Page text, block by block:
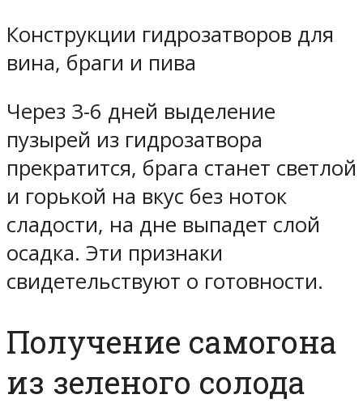
Конструкции гидрозатворов для
вина, браги и пива
Через 3-6 дней выделение
пузырей из гидрозатвора
прекратится, брага станет светлой
и горькой на вкус без ноток
сладости, на дне выпадет слой
осадка. Эти признаки
свидетельствуют о готовности.
Получение самогона
из зеленого солода